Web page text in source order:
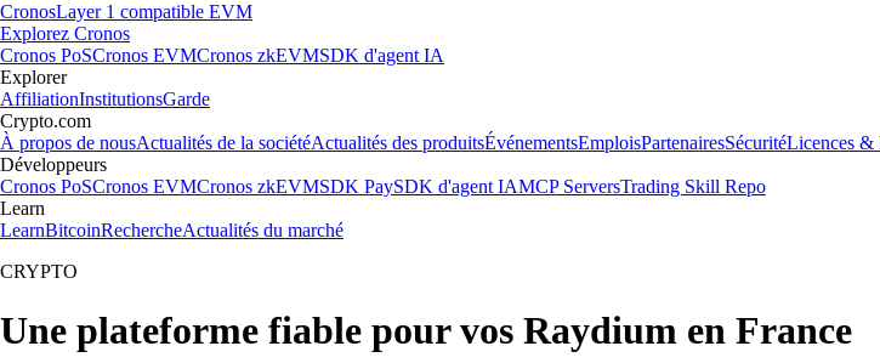
CronosLayer 1 compatible EVM
Explorez Cronos
Cronos PoSCronos EVMCronos zkEVMSDK d'agent IA
Explorer
AffiliationInstitutionsGarde
Crypto.com
À propos de nousActualités de la sociétéActualités des produitsÉvénementsEmploisPartenairesSécuritéLicences &
Développeurs
Cronos PoSCronos EVMCronos zkEVMSDK PaySDK d'agent IAMCP ServersTrading Skill Repo
Learn
LearnBitcoinRechercheActualités du marché
CRYPTO
Une plateforme fiable pour vos Raydium en France